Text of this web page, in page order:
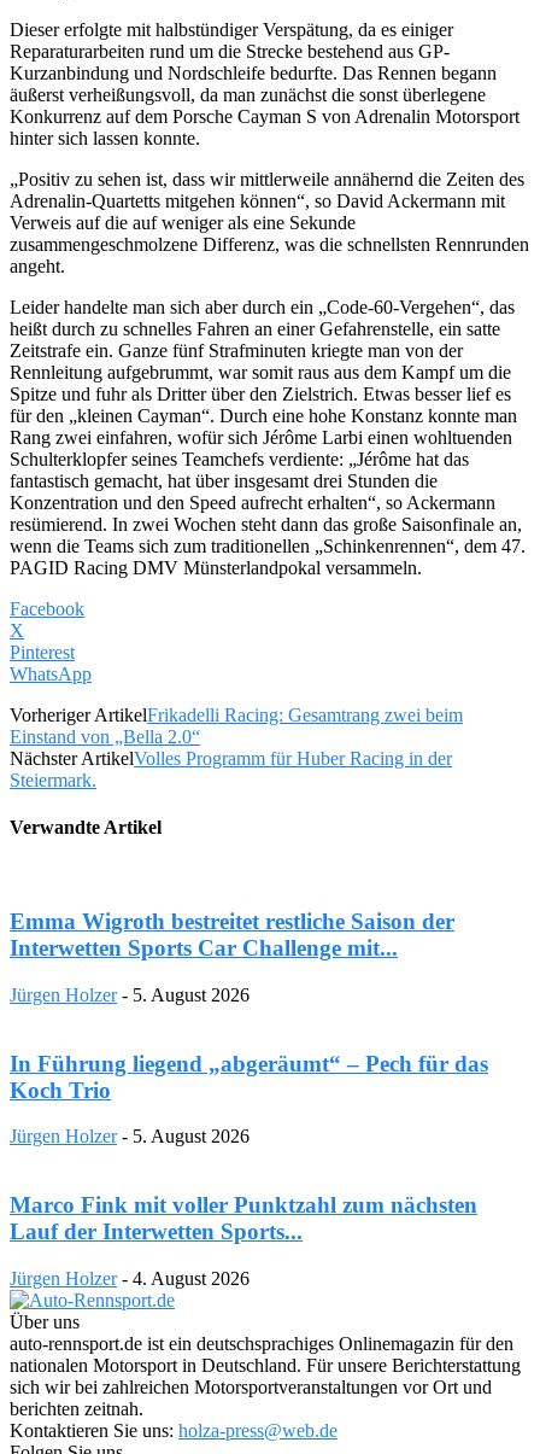
Dieser erfolgte mit halbstündiger Verspätung, da es einiger
Reparaturarbeiten rund um die Strecke bestehend aus GP-
Kurzanbindung und Nordschleife bedurfte. Das Rennen begann
äußerst verheißungsvoll, da man zunächst die sonst überlegene
Konkurrenz auf dem Porsche Cayman S von Adrenalin Motorsport
hinter sich lassen konnte.
„Positiv zu sehen ist, dass wir mittlerweile annähernd die Zeiten des
Adrenalin-Quartetts mitgehen können“, so David Ackermann mit
Verweis auf die auf weniger als eine Sekunde
zusammengeschmolzene Differenz, was die schnellsten Rennrunden
angeht.
Leider handelte man sich aber durch ein „Code-60-Vergehen“, das
heißt durch zu schnelles Fahren an einer Gefahrenstelle, ein satte
Zeitstrafe ein. Ganze fünf Strafminuten kriegte man von der
Rennleitung aufgebrummt, war somit raus aus dem Kampf um die
Spitze und fuhr als Dritter über den Zielstrich. Etwas besser lief es
für den „kleinen Cayman“. Durch eine hohe Konstanz konnte man
Rang zwei einfahren, wofür sich Jérôme Larbi einen wohltuenden
Schulterklopfer seines Teamchefs verdiente: „Jérôme hat das
fantastisch gemacht, hat über insgesamt drei Stunden die
Konzentration und den Speed aufrecht erhalten“, so Ackermann
resümierend. In zwei Wochen steht dann das große Saisonfinale an,
wenn die Teams sich zum traditionellen „Schinkenrennen“, dem 47.
PAGID Racing DMV Münsterlandpokal versammeln.
Facebook
X
Pinterest
WhatsApp
Vorheriger ArtikelFrikadelli Racing: Gesamtrang zwei beim
Einstand von „Bella 2.0“
Nächster ArtikelVolles Programm für Huber Racing in der
Steiermark.
Verwandte Artikel
Emma Wigroth bestreitet restliche Saison der
Interwetten Sports Car Challenge mit...
Jürgen Holzer - 5. August 2026
In Führung liegend „abgeräumt“ – Pech für das
Koch Trio
Jürgen Holzer - 5. August 2026
Marco Fink mit voller Punktzahl zum nächsten
Lauf der Interwetten Sports...
Jürgen Holzer - 4. August 2026
Über uns
auto-rennsport.de ist ein deutschsprachiges Onlinemagazin für den
nationalen Motorsport in Deutschland. Für unsere Berichterstattung
sich wir bei zahlreichen Motorsportveranstaltungen vor Ort und
berichten zeitnah.
Kontaktieren Sie uns: holza-press@web.de